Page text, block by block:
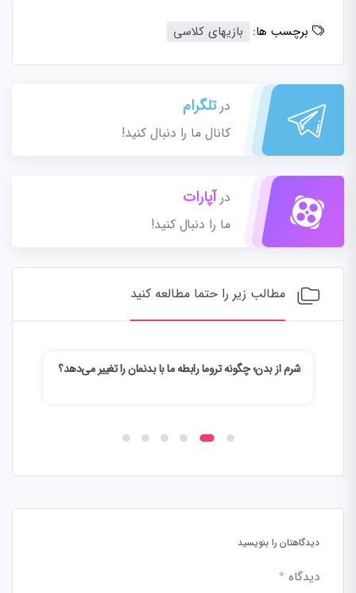
برچسب ها: بازیهای کلاسی
درتلگرام
کانال ما را دنبال کنید!
درآپارات
ما را دنبال کنید!
مطالب زیر را حتما مطالعه کنید
شرم از بدن؛ چگونه تروما رابطه ما با بدنمان را تغییر می‌دهد؟
دیدگاهتان را بنویسید
دیدگاه *